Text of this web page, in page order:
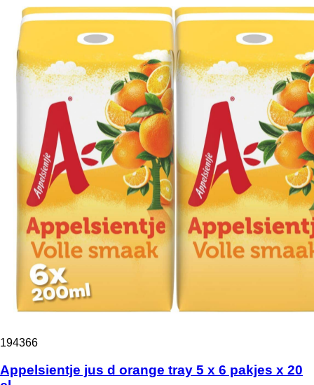
194366
Appelsientje jus d orange tray 5 x 6 pakjes x 20